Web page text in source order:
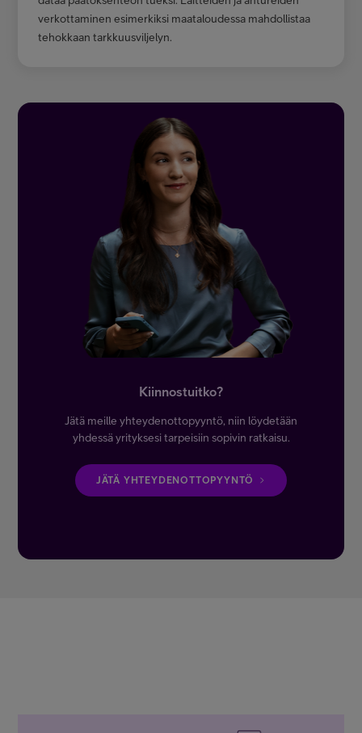
verkottaminen esimerkiksi maataloudessa mahdollistaa
tehokkaan tarkkuusviljelyn.
Kiinnostuitko?
Jätä meille yhteydenottopyyntö, niin löydetään
yhdessä yrityksesi tarpeisiin sopivin ratkaisu.
JÄTÄ YHTEYDENOTTOPYYNTÖ